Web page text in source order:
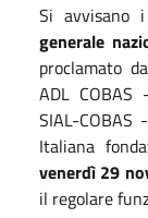
Si avvisano
generale
proclamato
ADL COBAS
SIAL-
Italiana
venerdì 29
il regolare